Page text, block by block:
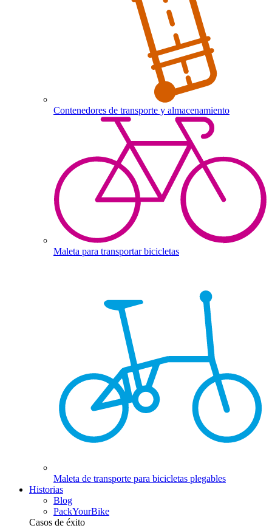
Contenedores de transporte y almacenamiento
Maleta para transportar bicicletas
Maleta de transporte para bicicletas plegables
Historias
Blog
PackYourBike
Casos de éxito